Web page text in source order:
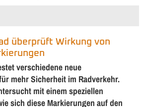
überprüft Wirkung von
verschiedene neue
mehr Sicherheit im Radverkehr.
mit einem speziellen
sich diese Markierungen auf den